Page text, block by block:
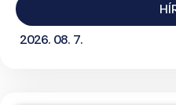
2026. 08. 7.